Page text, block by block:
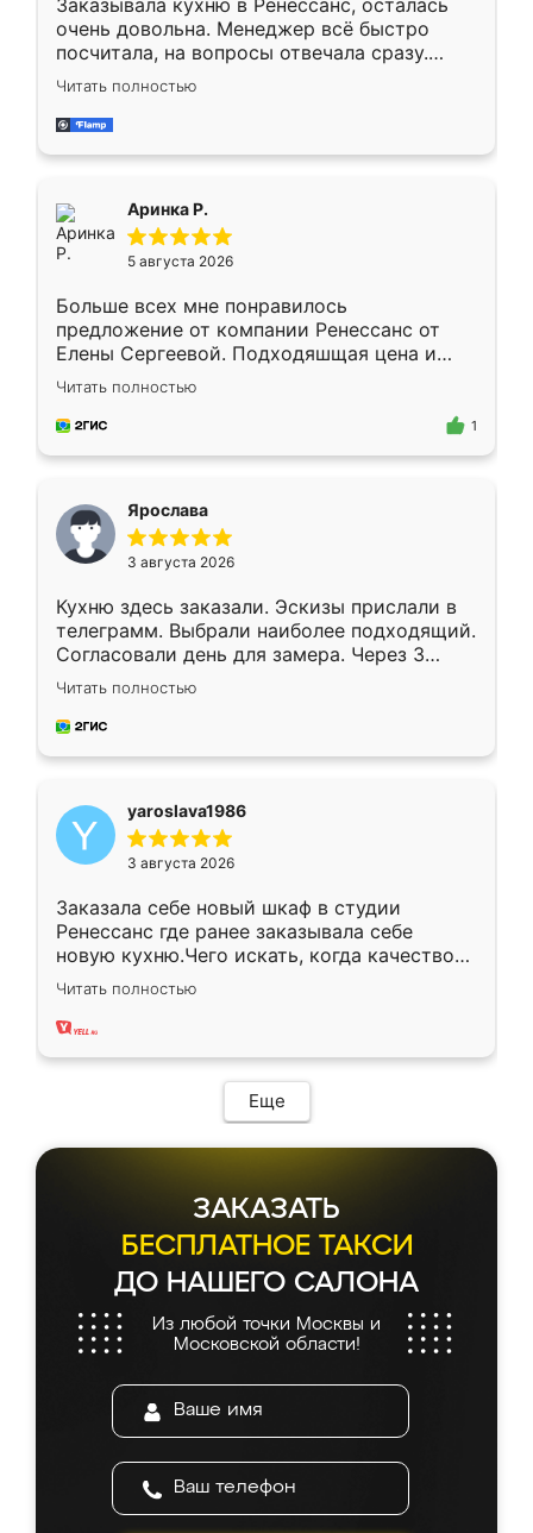
Заказывала кухню в Ренессанс, осталась
очень довольна. Менеджер всё быстро
посчитала, на вопросы отвечала сразу.
Замерщик приехал в субботу, подошёл к
делу со всей ответственностью. Собрали
за день, ребята работали аккуратно, даже
Читать полностью
Аринка Р.
5 августа 2026
Больше всех мне понравилось
предложение от компании Ренессанс от
Елены Сергеевой. Подходяшщая цена и
короткие сроки изготовления. Приехавший
для замера сотрудник Владислав
предложил по моему эскизу самый
Читать полностью
1
Ярослава
3 августа 2026
Кухню здесь заказали. Эскизы прислали в
телеграмм. Выбрали наиболее подходящий.
Согласовали день для замера. Через 3
недели кухня была уже готова. Остались
довольны работой. Спасибо Ренессанс
мебель за качественную работу!
Читать полностью
yaroslava1986
3 августа 2026
Заказала себе новый шкаф в студии
Ренессанс где ранее заказывала себе
новую кухню.Чего искать, когда качеством
вполне довольна. Служит кухня уже почти
два года, нареканий нет.
Читать полностью
Еще
ЗАКАЗАТЬ
БЕСПЛАТНОЕ ТАКСИ
ДО НАШЕГО САЛОНА
Из любой точки Москвы и
Московской области!